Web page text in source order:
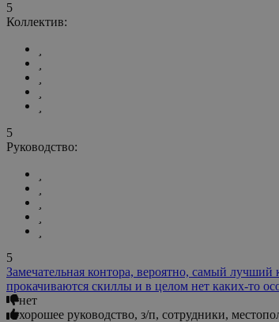
5
Коллектив:
5
Руководство:
5
Замечательная контора, вероятно, самый лучший
прокачиваются скиллы и в целом нет каких-то
нет
хорошее руководство, з/п, сотрудники,